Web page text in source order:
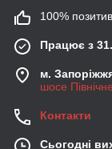
100%
Працює з
м.
шосе
Контакти
Сьогодні